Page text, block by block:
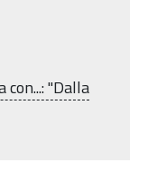
con...: "Dalla